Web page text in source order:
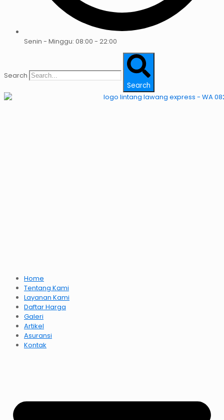
Senin - Minggu: 08:00 - 22:00
Search
Search
Home
Tentang Kami
Layanan Kami
Daftar Harga
Galeri
Artikel
Asuransi
Kontak